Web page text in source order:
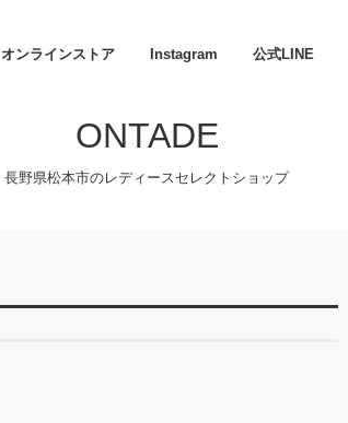
オンラインストア Instagram 公式LINE
ONTADE
長野県松本市のレディースセレクトショップ